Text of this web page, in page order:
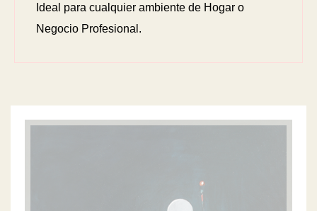
Ideal para cualquier ambiente de Hogar o
Negocio Profesional.